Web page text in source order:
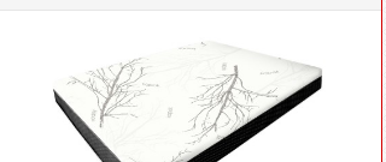
CATEGORIE
MATERASSI IN LATTICE
MATERASSI IN MEMORY FOAM
MERCATO DEI MATERASSI